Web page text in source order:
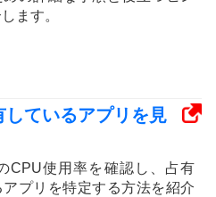
ます。
ているアプリを見
CPU使用率を確認し、占有
アプリを特定する方法を紹介